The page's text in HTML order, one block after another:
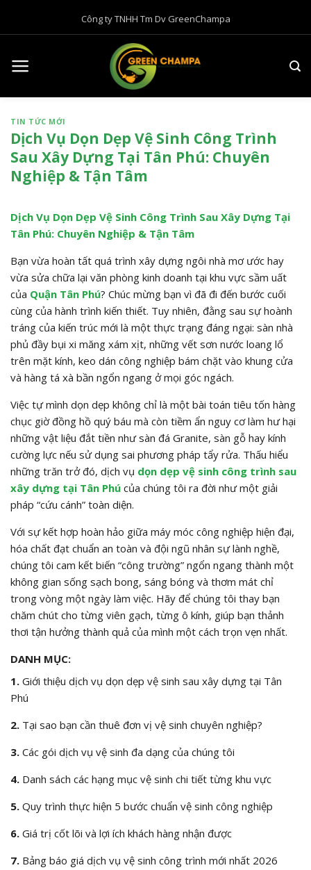
Công ty TNHH Tm Dv GreenChampa
TIN TỨC MỚI
Dịch Vụ Dọn Dẹp Vệ Sinh Công Trình
Sau Xây Dựng Tại Tân Phú: Chuyên
Nghiệp & Tận Tâm
Dịch Vụ Dọn Dẹp Vệ Sinh Công Trình Sau Xây Dựng Tại
Tân Phú: Chuyên Nghiệp & Tận Tâm
Bạn vừa hoàn tất quá trình xây dựng ngôi nhà mơ ước hay
vừa sửa chữa lại văn phòng kinh doanh tại khu vực sầm uất
của Quận Tân Phú? Chúc mừng bạn vì đã đi đến bước cuối
cùng của hành trình kiến thiết. Tuy nhiên, đằng sau sự hoành
tráng của kiến trúc mới là một thực trạng đáng ngại: sàn nhà
phủ đầy bụi xi măng xám xịt, những vết sơn nước loang lổ
trên mặt kính, keo dán công nghiệp bám chặt vào khung cửa
và hàng tá xà bần ngổn ngang ở mọi góc ngách.
Việc tự mình dọn dẹp không chỉ là một bài toán tiêu tốn hàng
chục giờ đồng hồ quý báu mà còn tiềm ẩn nguy cơ làm hư hại
những vật liệu đắt tiền như sàn đá Granite, sàn gỗ hay kính
cường lực nếu sử dụng sai phương pháp tẩy rửa. Thấu hiểu
những trăn trở đó, dịch vụ dọn dẹp vệ sinh công trình sau
xây dựng tại Tân Phú của chúng tôi ra đời như một giải
pháp “cứu cánh” toàn diện.
Với sự kết hợp hoàn hảo giữa máy móc công nghiệp hiện đại,
hóa chất đạt chuẩn an toàn và đội ngũ nhân sự lành nghề,
chúng tôi cam kết biến “công trường” ngổn ngang thành một
không gian sống sạch bong, sáng bóng và thơm mát chỉ
trong vòng một ngày làm việc. Hãy để chúng tôi thay bạn
chăm chút cho từng viên gạch, từng ô kính, giúp bạn thảnh
thơi tận hưởng thành quả của mình một cách trọn vẹn nhất.
DANH MỤC:
1. Giới thiệu dịch vụ dọn dẹp vệ sinh sau xây dựng tại Tân
Phú
2. Tại sao bạn cần thuê đơn vị vệ sinh chuyên nghiệp?
3. Các gói dịch vụ vệ sinh đa dạng của chúng tôi
4. Danh sách các hạng mục vệ sinh chi tiết từng khu vực
5. Quy trình thực hiện 5 bước chuẩn vệ sinh công nghiệp
6. Giá trị cốt lõi và lợi ích khách hàng nhận được
7. Bảng báo giá dịch vụ vệ sinh công trình mới nhất 2026